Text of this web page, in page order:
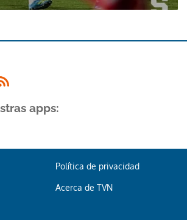
apps:
Política de privacidad
Acerca de TVN